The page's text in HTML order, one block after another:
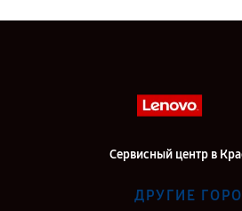
Сервисный центр в
ДРУГИЕ